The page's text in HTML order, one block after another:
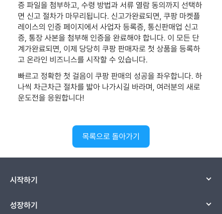
증 파일을 첨부하고, 수령 방법과 서류 열람 동의까지 선택하
면 신고 절차가 마무리됩니다. 신고가완료되면, 쿠팡 마켓플
레이스의 인증 페이지에서 사업자 등록증, 통신판매업 신고
증, 통장 사본을 첨부해 인증을 완료해야 합니다. 이 모든 단
계가완료되면, 이제 당당히 쿠팡 판매자로 첫 상품을 등록하
고 온라인 비즈니스를 시작할 수 있습니다.
빠르고 정확한 첫 걸음이 쿠팡 판매의 성공을 좌우합니다. 하
나씩 차근차근 절차를 밟아 나가시길 바라며, 여러분의 새로
운도전을 응원합니다!
목록으로 돌아가기
시작하기
성장하기